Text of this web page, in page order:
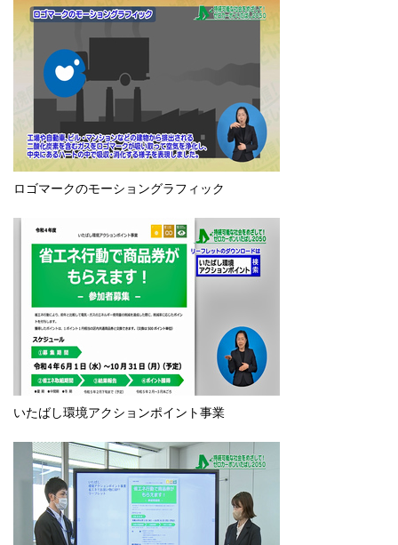
ロゴマークのモーショングラフィック
いたばし環境アクションポイント事業